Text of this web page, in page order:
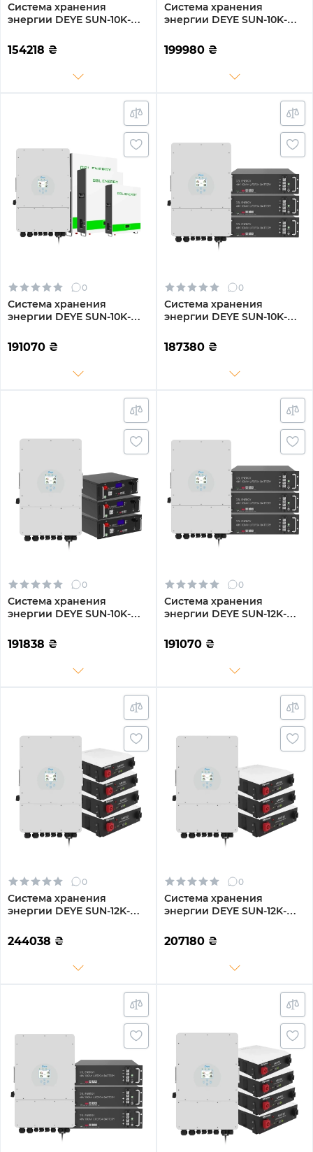
Система хранения
энергии DEYE SUN-10K-
10kW 10.24kWh 2BAT
LiFePO4 6500 циклов
154218 ₴
Система хранения
энергии DEYE SUN-10K-
W 10kW 14.4kWh 3BAT
LiFePO4 6000 циклов
199980 ₴
0
Система хранения
энергии DEYE SUN-10K-
LFP-W 10kW 15.36kWh
3BAT LiFePO4 6500 циклов
191070 ₴
0
Система хранения
энергии DEYE SUN-10K-
10kW 14.4kWh 3BAT
LiFePO4 6500 циклов
187380 ₴
0
Система хранения
энергии DEYE SUN-10K-
10kW 15.36kWh 3BAT
LiFePO4 6500 циклов
191838 ₴
0
Система хранения
энергии DEYE SUN-12K-
LFP 12kW 14.4kWh 3BAT
LiFePO4 6500 циклов
191070 ₴
0
Система хранения
энергии DEYE SUN-12K-
LFP-W 12kW 19.2kWh 4BAT
LiFePO4 6000 циклов
244038 ₴
0
Система хранения
энергии DEYE SUN-12K-
W 12kW 14.4kWh 3BAT
LiFePO4 6000 циклов
207180 ₴